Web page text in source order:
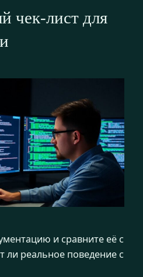
чек‑лист для
и сравните её с
ли реальное поведение с